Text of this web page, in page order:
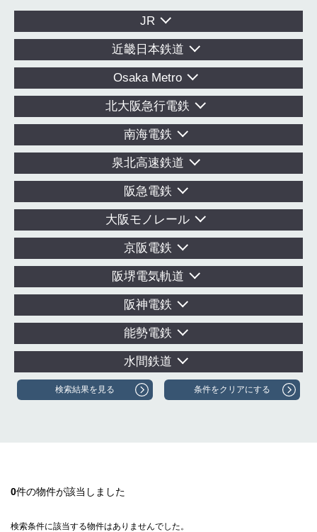
JR
近畿日本鉄道
Osaka Metro
北大阪急行電鉄
南海電鉄
泉北高速鉄道
阪急電鉄
大阪モノレール
京阪電鉄
阪堺電気軌道
阪神電鉄
能勢電鉄
水間鉄道
0件の物件が該当しました
検索条件に該当する物件はありませんでした。